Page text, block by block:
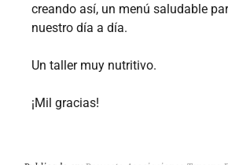
creando así, un menú saludable
nuestro día a día.
Un taller muy nutritivo.
¡Mil gracias!